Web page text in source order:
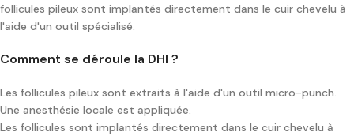
follicules pileux sont implantés directement dans le cuir chevelu à
l'aide d'un outil spécialisé.
Comment se déroule la DHI ?
Les follicules pileux sont extraits à l'aide d'un outil micro-punch.
Une anesthésie locale est appliquée.
Les follicules sont implantés directement dans le cuir chevelu à